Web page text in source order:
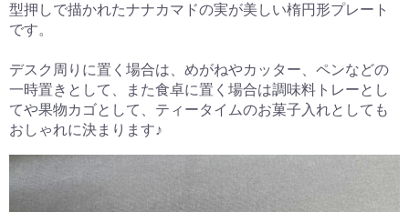
型押しで描かれたナナカマドの実が美しい楕円形プレート
です。
デスク周りに置く場合は、めがねやカッター、ペンなどの
一時置きとして、また食卓に置く場合は調味料トレーとし
てや果物カゴとして、ティータイムのお菓子入れとしても
おしゃれに決まります♪